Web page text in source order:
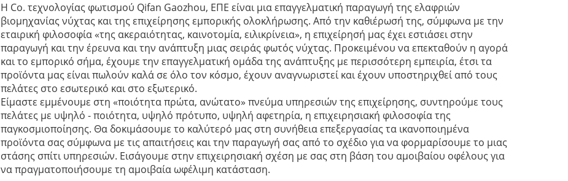
Η Co. τεχνολογίας φωτισμού Qifan Gaozhou, ΕΠΕ είναι μια επαγγελματική παραγωγή της ελαφριών
βιομηχανίας νύχτας και της επιχείρησης εμπορικής ολοκλήρωσης. Από την καθιέρωσή της, σύμφωνα με την
εταιρική φιλοσοφία «της ακεραιότητας, καινοτομία, ειλικρίνεια», η επιχείρησή μας έχει εστιάσει στην
παραγωγή και την έρευνα και την ανάπτυξη μιας σειράς φωτός νύχτας. Προκειμένου να επεκταθούν η αγορά
και το εμπορικό σήμα, έχουμε την επαγγελματική ομάδα της ανάπτυξης με περισσότερη εμπειρία, έτσι τα
προϊόντα μας είναι πωλούν καλά σε όλο τον κόσμο, έχουν αναγνωριστεί και έχουν υποστηριχθεί από τους
πελάτες στο εσωτερικό και στο εξωτερικό.
Είμαστε εμμένουμε στη «ποιότητα πρώτα, ανώτατο» πνεύμα υπηρεσιών της επιχείρησης, συντηρούμε τους
πελάτες με υψηλό - ποιότητα, υψηλό πρότυπο, υψηλή αφετηρία, η επιχειρησιακή φιλοσοφία της
παγκοσμιοποίησης. Θα δοκιμάσουμε το καλύτερό μας στη συνήθεια επεξεργασίας τα ικανοποιημένα
προϊόντα σας σύμφωνα με τις απαιτήσεις και την παραγωγή σας από το σχέδιο για να φορμαρίσουμε το μιας
στάσης σπίτι υπηρεσιών. Εισάγουμε στην επιχειρησιακή σχέση με σας στη βάση του αμοιβαίου οφέλους για
να πραγματοποιήσουμε τη αμοιβαία ωφέλιμη κατάσταση.